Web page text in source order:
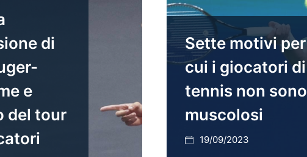
di
e
del tour
Sette motivi per
cui i giocatori di
tennis non sono
muscolosi
19/09/2023